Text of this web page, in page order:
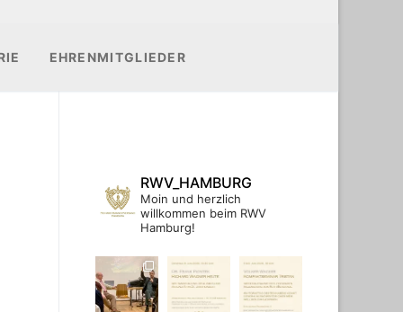
EHRENMITGLIEDER
RWV_HAMBURG
Moin und herzlich
willkommen beim RWV
Hamburg!